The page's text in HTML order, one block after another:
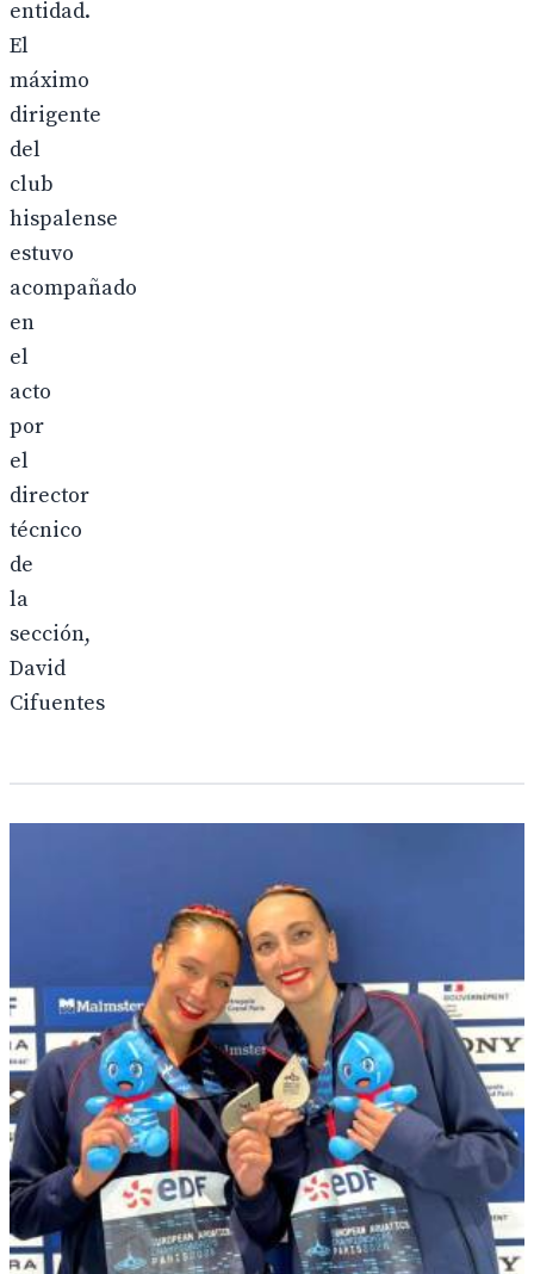
entidad.
El
máximo
dirigente
del
club
hispalense
estuvo
acompañado
en
el
acto
por
el
director
técnico
de
la
sección,
David
Cifuentes